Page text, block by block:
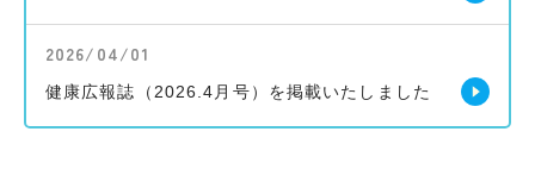
2026/04/01
健康広報誌（2026.4月号）を掲載いたしました